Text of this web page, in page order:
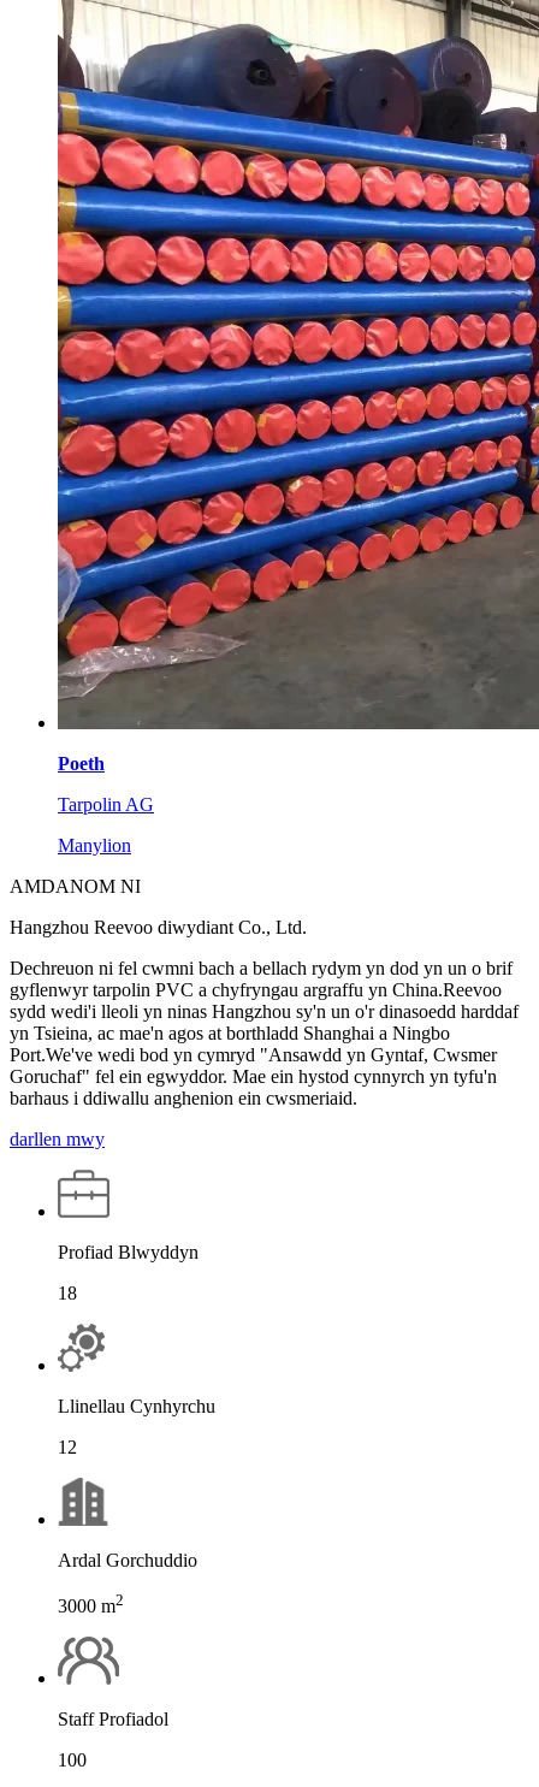
Poeth
Tarpolin AG
Manylion
AMDANOM NI
Hangzhou Reevoo diwydiant Co., Ltd.
Dechreuon ni fel cwmni bach a bellach rydym yn dod yn un o brif
gyflenwyr tarpolin PVC a chyfryngau argraffu yn China.Reevoo
sydd wedi'i lleoli yn ninas Hangzhou sy'n un o'r dinasoedd harddaf
yn Tsieina, ac mae'n agos at borthladd Shanghai a Ningbo
Port.We've wedi bod yn cymryd "Ansawdd yn Gyntaf, Cwsmer
Goruchaf" fel ein egwyddor. Mae ein hystod cynnyrch yn tyfu'n
barhaus i ddiwallu anghenion ein cwsmeriaid.
darllen mwy
Profiad Blwyddyn
18
Llinellau Cynhyrchu
12
Ardal Gorchuddio
3000 m2
Staff Profiadol
100